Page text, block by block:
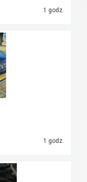
1 godz.
1 godz.